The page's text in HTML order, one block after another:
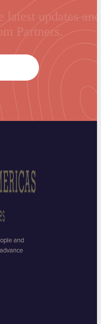
latest updates and
Partners.
and